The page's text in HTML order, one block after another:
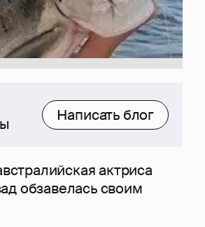
Написать блог
актриса
обзавелась своим